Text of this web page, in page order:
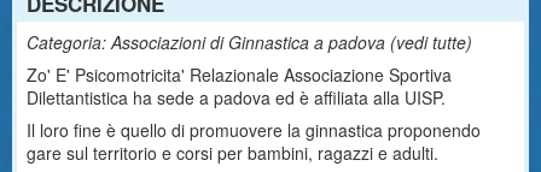
Categoria: Associazioni di Ginnastica a padova (vedi tutte)
Zo' E' Psicomotricita' Relazionale Associazione Sportiva
Dilettantistica ha sede a padova ed è affiliata alla UISP.
Il loro fine è quello di promuovere la ginnastica proponendo
gare sul territorio e corsi per bambini, ragazzi e adulti.